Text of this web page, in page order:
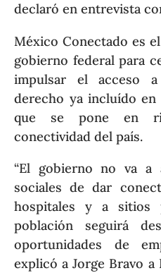
declaró en entrevista
México Conectado es
gobierno federal para
impulsar el acceso
derecho ya incluído
que se pone en
conectividad del país.
“El gobierno no va a
sociales de dar
hospitales y a sitios
población seguirá
oportunidades de
explicó a Jorge Bravo